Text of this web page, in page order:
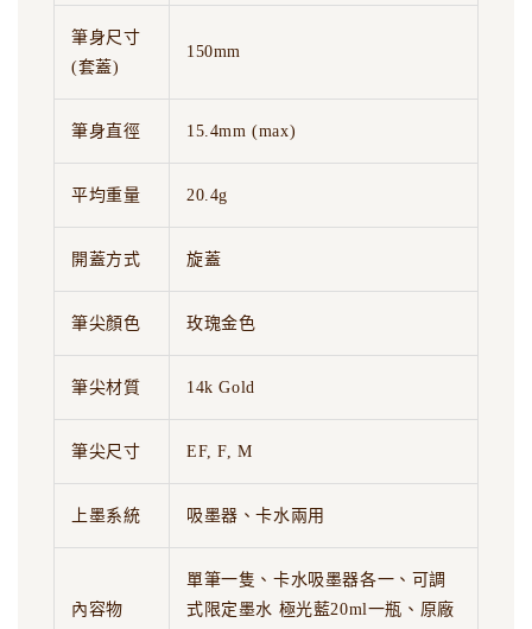
筆身尺寸
(套蓋)
150mm
筆身直徑 15.4mm (max)
平均重量 20.4g
開蓋方式 旋蓋
筆尖顏色 玫瑰金色
筆尖材質 14k Gold
筆尖尺寸 EF, F, M
上墨系統 吸墨器、卡水兩用
內容物
單筆一隻、卡水吸墨器各一、可調
式限定墨水 極光藍20ml一瓶、原廠